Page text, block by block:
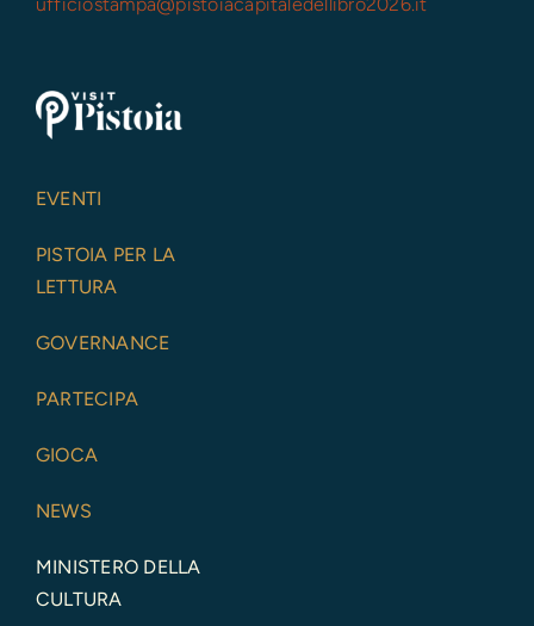
ufficiostampa@pistoiacapitaledellibro2026.it
EVENTI
PISTOIA PER LA
LETTURA
GOVERNANCE
PARTECIPA
GIOCA
NEWS
MINISTERO DELLA
CULTURA